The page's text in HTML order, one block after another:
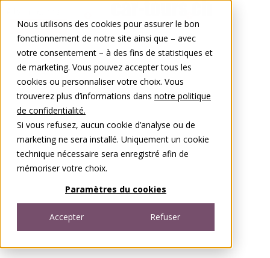
Nous utilisons des cookies pour assurer le bon
fonctionnement de notre site ainsi que – avec
votre consentement – à des fins de statistiques et
de marketing. Vous pouvez accepter tous les
cookies ou personnaliser votre choix. Vous
trouverez plus d’informations dans notre politique
de confidentialité.
Si vous refusez, aucun cookie d’analyse ou de
marketing ne sera installé. Uniquement un cookie
technique nécessaire sera enregistré afin de
mémoriser votre choix.
Paramètres du cookies
Accepter Refuser
0848 00 77 88